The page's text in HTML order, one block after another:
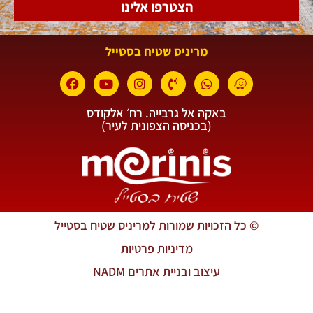
הצטרפו אלינו
מריניס שטיח בסטייל
באקה אל גרבייה. רח׳ אלקודס
(בכניסה הצפונית לעיר)
עיצוב ובניית אתרים NADM
מדיניות פרטיות
© כל הזכויות שמורות למריניס שטיח בסטייל